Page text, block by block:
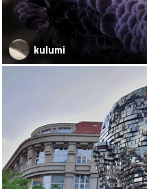
kulumi